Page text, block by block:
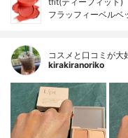
フラッフィーベルベ
コスメと口コミが大
kirakiranoriko